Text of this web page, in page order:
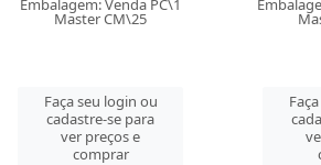
Embalagem: Venda PC\1
Master CM\25
Faça seu login ou
cadastre-se para
ver preços e
comprar